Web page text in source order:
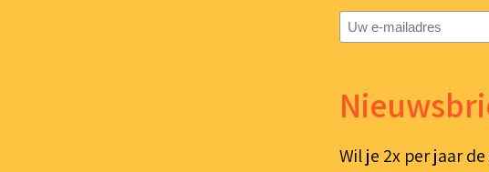
E-
mailadres(Vereist)
Wil je 2x per jaar